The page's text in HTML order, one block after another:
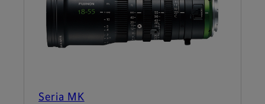
Seria MK